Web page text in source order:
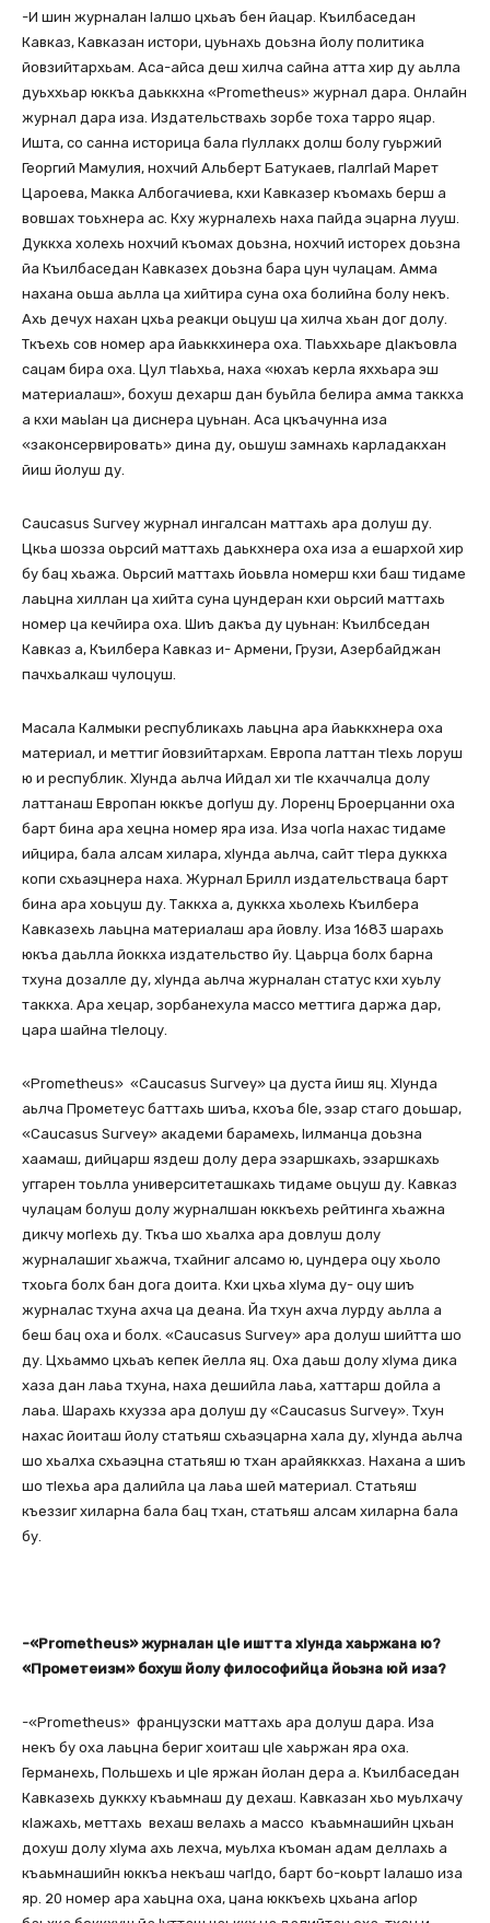
-И шин журналан Іалшо цхьаъ бен йацар. Къилбаседан
Кавказ, Кавказан истори, цуьнахь доьзна йолу политика
йовзийтархьам. Аса-айса деш хилча сайна атта хир ду аьлла
дуьххьар юккъа даьккхна «Prometheus» журнал дара. Онлайн
журнал дара иза. Издательствахь зорбе тоха тарро яцар.
Ишта, со санна историца бала гІуллакх долш болу гуьржий
Георгий Мамулия, нохчий Альберт Батукаев, гІалгІай Марет
Цароева, Макка Албогачиева, кхи Кавказер къомахь берш а
вовшах тоьхнера ас. Кху журналехь наха пайда эцарна лууш.
Дуккха холехь нохчий къомах доьзна, нохчий исторех доьзна
йа Къилбаседан Кавказех доьзна бара цун чулацам. Амма
нахана оьша аьлла ца хийтира суна оха болийна болу некъ.
Ахь дечух нахан цхьа реакци оьцуш ца хилча хьан дог долу.
Ткъехь сов номер ара йаьккхинера оха. ТІаьххьаре дІакъовла
сацам бира оха. Цул тІаьхьа, наха «юхаъ керла яххьара эш
материалаш», бохуш дехарш дан буьйла белира амма таккха
а кхи маьІан ца диснера цуьнан. Аса цкъачунна иза
«законсервировать» дина ду, оьшуш замнахь карладакхан
йиш йолуш ду.
Caucasus Survey журнал ингалсан маттахь ара долуш ду.
Цкьа шозза оьрсий маттахь даькхнера оха иза а ешархой хир
бу бац хьажа. Оьрсий маттахь йоьвла номерш кхи баш тидаме
лаьцна хиллан ца хийта суна цундеран кхи оьрсий маттахь
номер ца кечйира оха. Шиъ дакъа ду цуьнан: Къилбседан
Кавказ а, Къилбера Кавказ и- Армени, Грузи, Азербайджан
пачхьалкаш чулоцуш.
Масала Калмыки республикахь лаьцна ара йаьккхнера оха
материал, и меттиг йовзийтархам. Европа латтан тІехь лоруш
ю и республик. ХІунда аьлча Ийдал хи тІе кхаччалца долу
латтанаш Европан юккъе догІуш ду. Лоренц Броерцанни оха
барт бина ара хецна номер яра иза. Иза чогІа нахас тидаме
ийцира, бала алсам хилара, хІунда аьлча, сайт тІера дуккха
копи схьаэцнера наха. Журнал Брилл издательстваца барт
бина ара хоьцуш ду. Таккха а, дуккха хьолехь Къилбера
Кавказехь лаьцна материалаш ара йовлу. Иза 1683 шарахь
юкъа даьлла йоккха издательство йу. Цаьрца болх барна
тхуна дозалле ду, хІунда аьлча журналан статус кхи хуьлу
таккха. Ара хецар, зорбанехула массо меттига даржа дар,
цара шайна тІелоцу.
«Prometheus» «Caucasus Survey» ца дуста йиш яц. ХІунда
аьлча Прометеус баттахь шиъа, кхоъа бІе, эзар стаго доьшар,
«Caucasus Survey» академи барамехь, Іилманца доьзна
хаамаш, дийцарш яздеш долу дера эзаршкахь, эзаршкахь
уггарен тоьлла университеташкахь тидаме оьцуш ду. Кавказ
чулацам болуш долу журналшан юккъехь рейтинга хьажна
дикчу могІехь ду. Ткъа шо хьалха ара довлуш долу
журналашиг хьажча, тхайниг алсамо ю, цундера оцу хьоло
тхоьга болх бан дога доита. Кхи цхьа хІума ду- оцу шиъ
журналас тхуна ахча ца деана. Йа тхун ахча лурду аьлла а
беш бац оха и болх. «Caucasus Survey» ара долуш шийтта шо
ду. Цхьаммо цхьаъ кепек йелла яц. Оха даьш долу хІума дика
хаза дан лаьа тхуна, наха дешийла лаьа, хаттарш дойла а
лаьа. Шарахь кхузза ара долуш ду «Caucasus Survey». Тхун
нахас йоиташ йолу статьяш схьаэцарна хала ду, хІунда аьлча
шо хьалха схьаэцна статьяш ю тхан арайяккхаз. Нахана а шиъ
шо тІехьа ара далийла ца лаьа шей материал. Статьяш
къеззиг хиларна бала бац тхан, статьяш алсам хиларна бала
бу.
-«Prometheus» журналан цІе иштта хІунда хаьржана ю?
«Прометеизм» бохуш йолу философийца йоьзна юй иза?
-«Prometheus» французски маттахь ара долуш дара. Иза
некъ бу оха лаьцна бериг хоиташ цІе хаьржан яра оха.
Германехь, Польшехь и цІе яржан йолан дера а. Къилбаседан
Кавказехь дуккху къаьмнаш ду дехаш. Кавказан хьо муьлхачу
кІажахь, меттахь вехаш велахь а массо къаьмнашийн цхьан
дохуш долу хІума ахь лехча, муьлха къоман адам деллахь а
къаьмнашийн юккъа некъаш чагІдо, барт бо-коьрт Іалашо иза
яр. 20 номер ара хаьцна оха, цана юккъехь цхьана агІор